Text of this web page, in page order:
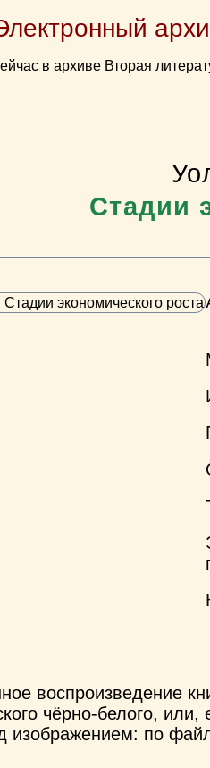
в архиве Вторая
Стадии
воспроизведение
чёрно-белого, или,
изображением: по